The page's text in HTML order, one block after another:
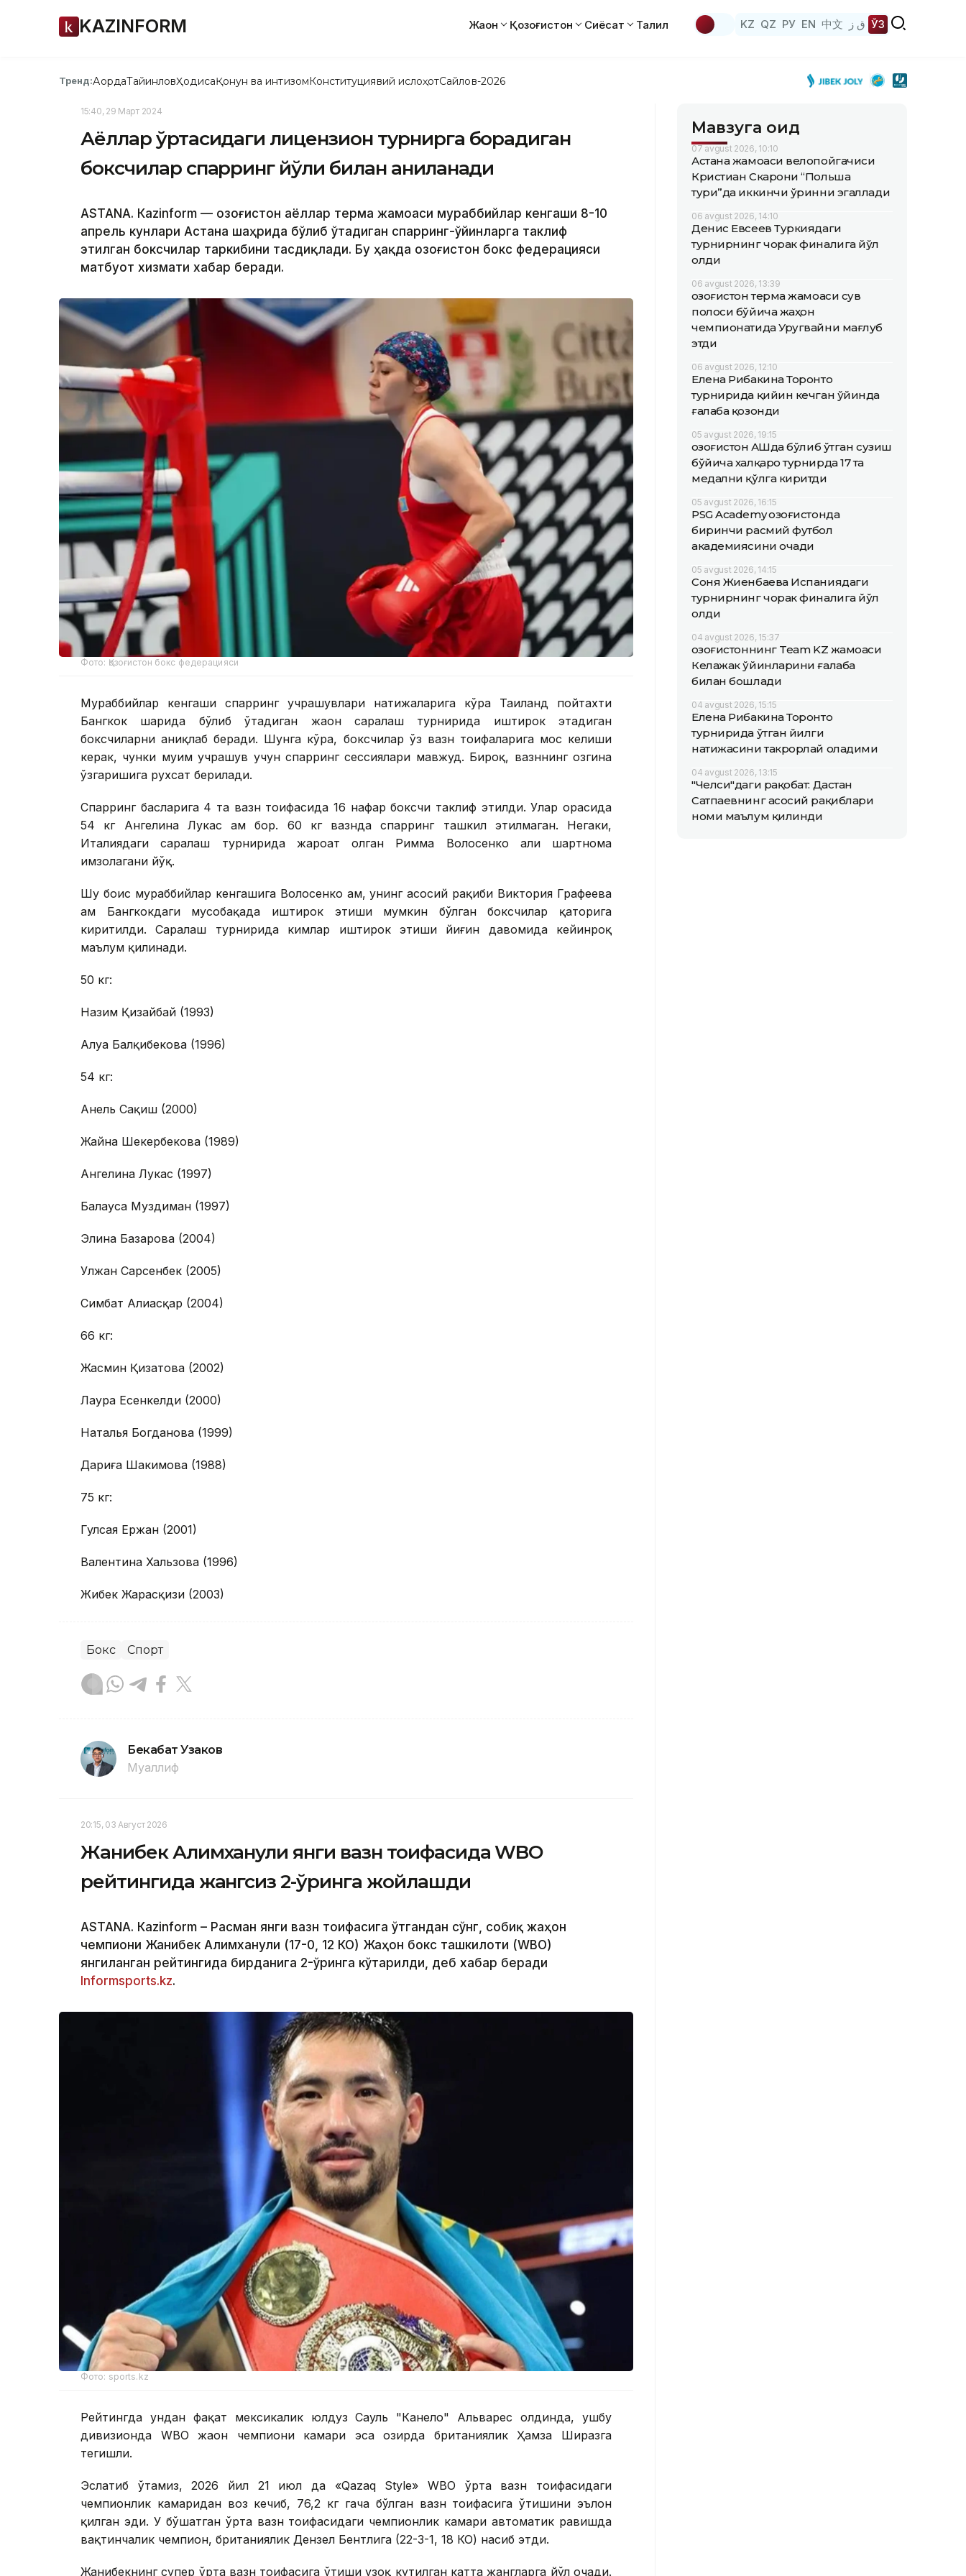
KAZINFORM Жаҳон Қозоғистон Сиёсат Таҳлил KZ QZ РУ EN 中文 ق ز ЎЗ
Тренд:АқордаТайинловҲодисаҚонун ва интизомКонституциявий ислоҳотСайлов-2026
15:40, 29 Март 2024
Аёллар ўртасидаги лицензион турнирга борадиган
боксчилар спарринг йўли билан аниқланади
ASTANА. Кazinform — Қозоғистон аёллар терма жамоаси мураббийлар кенгаши 8-10
апрель кунлари Астана шаҳрида бўлиб ўтадиган спарринг-ўйинларга таклиф
этилган боксчилар таркибини тасдиқлади. Бу ҳақда Қозоғистон бокс федерацияси
матбуот хизмати хабар беради.
Фото: Қозоғистон бокс федерацияси
Мураббийлар кенгаши спарринг учрашувлари натижаларига кўра Таиланд пойтахти
Бангкок шаҳрида бўлиб ўтадиган жаҳон саралаш турнирида иштирок этадиган
боксчиларни аниқлаб беради. Шунга кўра, боксчилар ўз вазн тоифаларига мос келиши
керак, чунки муҳим учрашув учун спарринг сессиялари мавжуд. Бироқ, вазннинг озгина
ўзгаришига рухсат берилади.
Спарринг баҳсларига 4 та вазн тоифасида 16 нафар боксчи таклиф этилди. Улар орасида
54 кг Ангелина Лукас ҳам бор. 60 кг вазнда спарринг ташкил этилмаган. Негаки,
Италиядаги саралаш турнирида жароҳат олган Римма Волосенко ҳали шартнома
имзолагани йўқ.
Шу боис мураббийлар кенгашига Волосенко ҳам, унинг асосий рақиби Виктория Графеева
ҳам Бангкокдаги мусобақада иштирок этиши мумкин бўлган боксчилар қаторига
киритилди. Саралаш турнирида кимлар иштирок этиши йиғин давомида кейинроқ
маълум қилинади.
50 кг:
Назим Қизайбай (1993)
Алуа Балқибекова (1996)
54 кг:
Анель Сақиш (2000)
Жайна Шекербекова (1989)
Ангелина Лукас (1997)
Балауса Муздиман (1997)
Элина Базарова (2004)
Улжан Сарсенбек (2005)
Симбат Алиасқар (2004)
66 кг:
Жасмин Қизатова (2002)
Лаура Есенкелди (2000)
Наталья Богданова (1999)
Дариға Шакимова (1988)
75 кг:
Гулсая Ержан (2001)
Валентина Хальзова (1996)
Жибек Жарасқизи (2003)
Бокс Спорт
Бекабат Узаков
Муаллиф
20:15, 03 Август 2026
Жанибек Алимханули янги вазн тоифасида WBO
рейтингида жангсиз 2-ўринга жойлашди
ASTANА. Кazinform – Расман янги вазн тоифасига ўтгандан сўнг, собиқ жаҳон
чемпиони Жанибек Алимханули (17-0, 12 КО) Жаҳон бокс ташкилоти (WBО)
янгиланган рейтингида бирданига 2-ўринга кўтарилди, деб хабар беради
Informsports.kz.
Фото: sports.kz
Рейтингда ундан фақат мексикалик юлдуз Сауль "Канело" Альварес олдинда, ушбу
дивизионда WBО жаҳон чемпиони камари эса ҳозирда британиялик Ҳамза Ширазга
тегишли.
Эслатиб ўтамиз, 2026 йил 21 июл да «Qazaq Style» WВО ўрта вазн тоифасидаги
чемпионлик камаридан воз кечиб, 76,2 кг гача бўлган вазн тоифасига ўтишини эълон
қилган эди. У бўшатган ўрта вазн тоифасидаги чемпионлик камари автоматик равишда
вақтинчалик чемпион, британиялик Дензел Бентлига (22-3-1, 18 КО) насиб этди.
Жанибекнинг супер ўрта вазн тоифасига ўтиши узоқ кутилган катта жангларга йўл очади.
Мавзуга оид
07 avgust 2026, 10:10
Астана жамоаси велопойгачиси
Кристиан Скарони “Польша
тури”да иккинчи ўринни эгаллади
06 avgust 2026, 14:10
Денис Евсеев Туркиядаги
турнирнинг чорак финалига йўл
олди
06 avgust 2026, 13:39
Қозоғистон терма жамоаси сув
полоси бўйича жаҳон
чемпионатида Уругвайни мағлуб
этди
06 avgust 2026, 12:10
Елена Рибакина Торонто
турнирида қийин кечган ўйинда
ғалаба қозонди
05 avgust 2026, 19:15
Қозоғистон АҚШда бўлиб ўтган сузиш
бўйича халқаро турнирда 17 та
медални қўлга киритди
05 avgust 2026, 16:15
PSG Academy Қозоғистонда
биринчи расмий футбол
академиясини очади
05 avgust 2026, 14:15
Соня Жиенбаева Испаниядаги
турнирнинг чорак финалига йўл
олди
04 avgust 2026, 15:37
Қозоғистоннинг Team KZ жамоаси
Келажак ўйинларини ғалаба
билан бошлади
04 avgust 2026, 15:15
Елена Рибакина Торонто
турнирида ўтган йилги
натижасини такрорлай оладими
04 avgust 2026, 13:15
"Челси"даги рақобат: Дастан
Сатпаевнинг асосий рақиблари
номи маълум қилинди